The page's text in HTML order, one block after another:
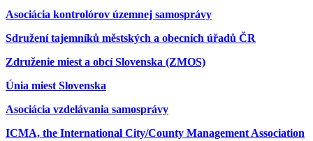
Asociácia kontrolórov územnej samosprávy
Sdružení tajemníků městských a obecních úřadů ČR
Združenie miest a obcí Slovenska (ZMOS)
Únia miest Slovenska
Asociácia vzdelávania samosprávy
ICMA, the International City/County Management Association